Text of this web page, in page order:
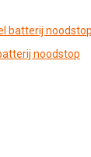
noodstop